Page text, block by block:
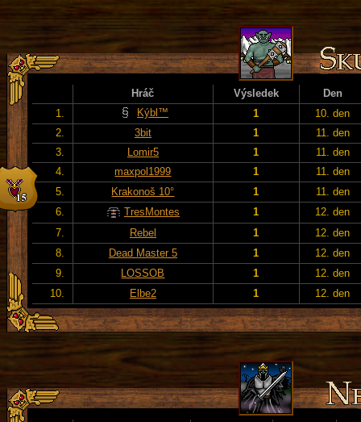
Hráč Výsledek
Den
1.
Kýbl™ 1
10. den
2.
3bit 1
11. den
3.
Lomir5 1
11. den
4.
maxpol1999 1
11. den
5.
Krakonoš 10° 1
11. den
6.
TresMontes 1
12. den
7.
Rebel 1
12. den
8.
Dead Master 5 1
12. den
9.
LOSSOB 1
12. den
10.
Elbe2 1 12. den